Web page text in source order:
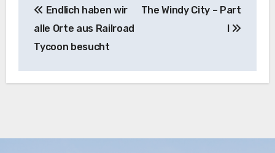
Endlich haben wir
alle Orte aus Railroad
Tycoon besucht
The Windy City – Part
I